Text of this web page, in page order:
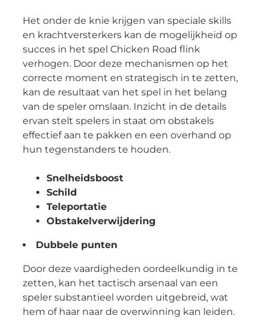
Het onder de knie krijgen van speciale skills
en krachtversterkers kan de mogelijkheid op
succes in het spel Chicken Road flink
verhogen. Door deze mechanismen op het
correcte moment en strategisch in te zetten,
kan de resultaat van het spel in het belang
van de speler omslaan. Inzicht in de details
ervan stelt spelers in staat om obstakels
effectief aan te pakken en een overhand op
hun tegenstanders te houden.
Snelheidsboost
Schild
Teleportatie
Obstakelverwijdering
Dubbele punten
Door deze vaardigheden oordeelkundig in te
zetten, kan het tactisch arsenaal van een
speler substantieel worden uitgebreid, wat
hem of haar naar de overwinning kan leiden.